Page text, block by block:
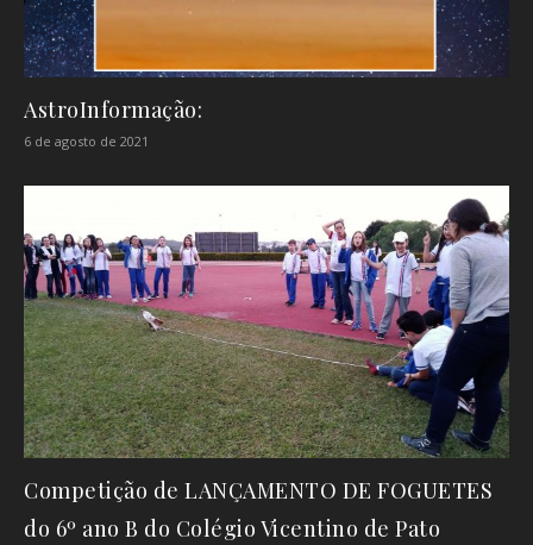
AstroInformação:
6 de agosto de 2021
Competição de LANÇAMENTO DE FOGUETES
do 6º ano B do Colégio Vicentino de Pato